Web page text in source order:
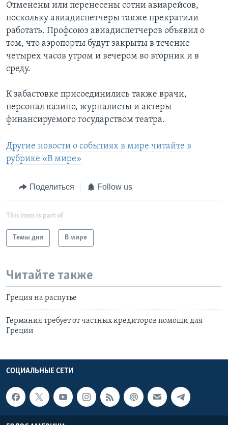
Отменены или перенесены сотни авиарейсов,
поскольку авиадиспетчеры также прекратили
работать. Профсоюз авиадиспетчеров объявил о
том, что аэропорты будут закрыты в течение
четырех часов утром и вечером во вторник и в
среду.
К забастовке присоединились также врачи,
персонал казино, журналисты и актеры
финансируемого государством театра.
Другие новости о событиях в мире читайте в
рубрике «В мире»
Поделиться Follow us
This item is part of
Темы дня В мире
Читайте также
Греция на распутье
Германия требует от частных кредиторов помощи для
Греции
СОЦИАЛЬНЫЕ СЕТИ